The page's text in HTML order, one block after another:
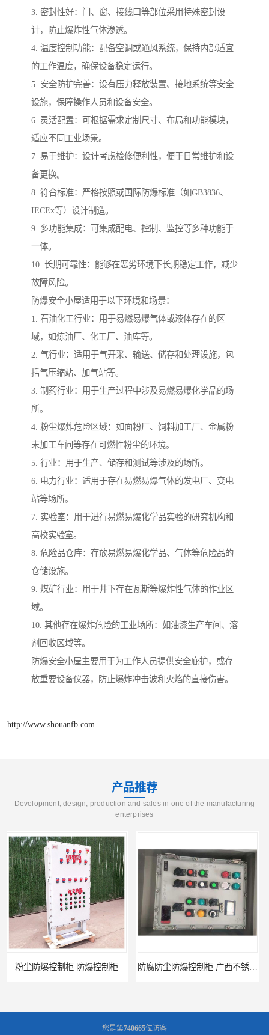
3. 密封性好：门、窗、接线口等部位采用特殊密封设
计，防止爆炸性气体渗透。
4. 温度控制功能：配备空调或通风系统，保持内部适宜
的工作温度，确保设备稳定运行。
5. 安全防护完善：设有压力释放装置、接地系统等安全
设施，保障操作人员和设备安全。
6. 灵活配置：可根据需求定制尺寸、布局和功能模块，
适应不同工业场景。
7. 易于维护：设计考虑检修便利性，便于日常维护和设
备更换。
8. 符合标准：严格按照或国际防爆标准（如GB3836、
IECEx等）设计制造。
9. 多功能集成：可集成配电、控制、监控等多种功能于
一体。
10. 长期可靠性：能够在恶劣环境下长期稳定工作，减少
故障风险。
防爆安全小屋适用于以下环境和场景：
1. 石油化工行业：用于易燃易爆气体或液体存在的区
域，如炼油厂、化工厂、油库等。
2. 气行业：适用于气开采、输送、储存和处理设施，包
括气压缩站、加气站等。
3. 制药行业：用于生产过程中涉及易燃易爆化学品的场
所。
4. 粉尘爆炸危险区域：如面粉厂、饲料加工厂、金属粉
末加工车间等存在可燃性粉尘的环境。
5. 行业：用于生产、储存和测试等涉及的场所。
6. 电力行业：适用于存在易燃易爆气体的发电厂、变电
站等场所。
7. 实验室：用于进行易燃易爆化学品实验的研究机构和
高校实验室。
8. 危险品仓库：存放易燃易爆化学品、气体等危险品的
仓储设施。
9. 煤矿行业：用于井下存在瓦斯等爆炸性气体的作业区
域。
10. 其他存在爆炸危险的工业场所：如油漆生产车间、溶
剂回收区域等。
防爆安全小屋主要用于为工作人员提供安全庇护，或存
放重要设备仪器，防止爆炸冲击波和火焰的直接伤害。
http://www.shouanfb.com
产品推荐
Development, design, production and sales in one of the manufacturing
enterprises
您是第740665位访客